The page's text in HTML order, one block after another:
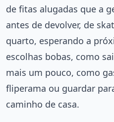
de fitas alugadas que a
antes de devolver, de
quarto, esperando a
escolhas bobas, como
mais um pouco, como
fliperama ou guardar
caminho de casa.